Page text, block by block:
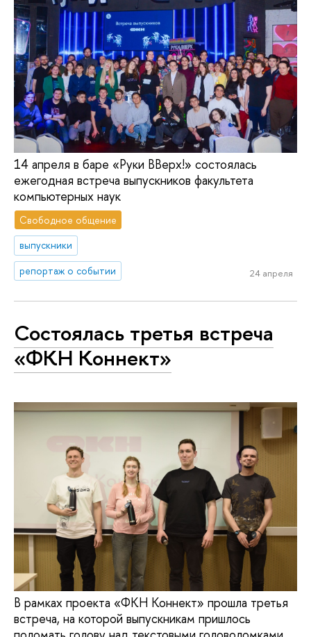
14 апреля в баре «Руки ВВерх!» состоялась
ежегодная встреча выпускников факультета
компьютерных наук
Свободное общение
выпускники
репортаж о событии
24 апреля
Состоялась третья встреча
«ФКН Коннект»
В рамках проекта «ФКН Коннект» прошла третья
встреча, на которой выпускникам пришлось